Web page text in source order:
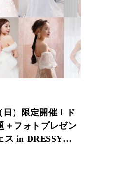
日）限定開催！ド
＋フォトプレゼン
ス in DRESSY